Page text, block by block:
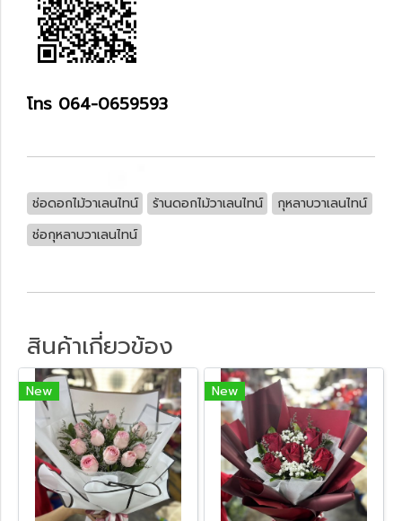
โทร 064-0659593
ช่อดอกไม้วาเลนไทน์ ร้านดอกไม้วาเลนไทน์
กุหลาบวาเลนไทน์
ช่อกุหลาบวาเลนไทน์
สินค้าเกี่ยวข้อง
New New